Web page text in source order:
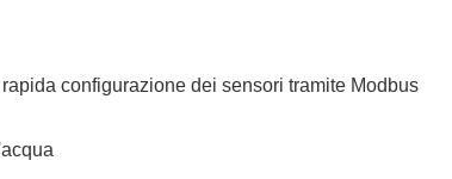
configurazione dei sensori tramite Modbus